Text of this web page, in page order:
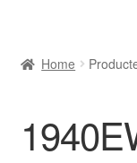
Betalingen
Home